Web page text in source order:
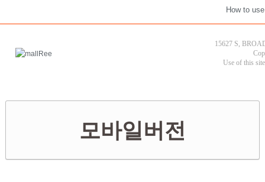
How to use
15627 S,
Use of this
모바일버전